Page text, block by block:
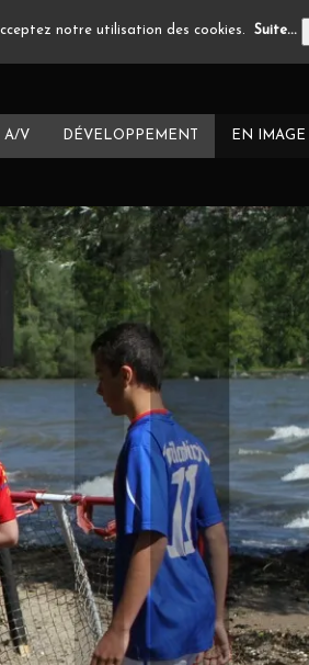
notre utilisation des cookies. Suite...
A/V DÉVELOPPEMENT EN IMAGE